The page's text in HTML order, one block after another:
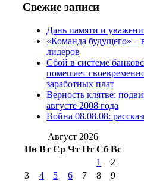
июля 2017 г
2012 г(15)№97
(15)№98 1 августа
августа 2016 г(10)№98
№98 8 августа 2013 г
августа 2012 г
2017 г(9)
2016 г(12) №99 8 июля
августа 2012 г(11)
августа 2013 г
(12)
Свежие записи
Дань памяти и
«Команда будущего» –
лидеров
Сбой в системе
помешает
заработных плат
Верность клятве:
августе 2008 года
Война 08.08.08:
Август 2026
Пн Вт Ср Чт Пт Сб Вс
1
2
3
4 5 6 7 8
9